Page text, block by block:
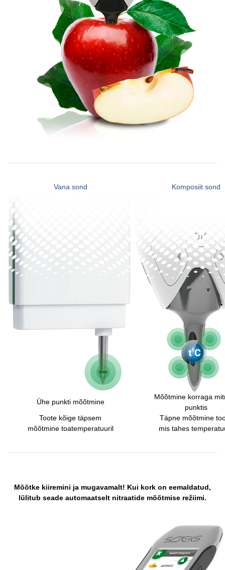
Vana sond Komposiit sond
Ühe punkti mõõtmine
Mõõtmine korraga
punktis
Toote kõige täpsem
mõõtmine toatemperatuuril
Täpne mõõtmine
mis tahes
Mõõtke kiiremini ja mugavamalt! Kui kork on eemaldatud,
lülitub seade automaatselt nitraatide mõõtmise režiimi.